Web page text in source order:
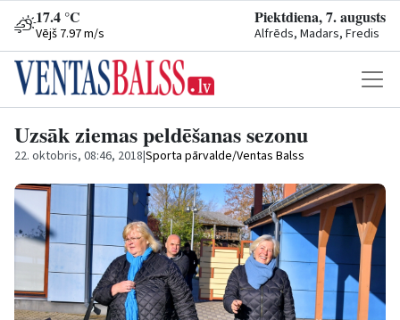
17.4 °C
Vējš 7.97 m/s
Piektdiena, 7. augusts
Alfrēds, Madars, Fredis
Uzsāk ziemas peldēšanas sezonu
22. oktobris, 08:46, 2018|Sporta pārvalde/Ventas Balss